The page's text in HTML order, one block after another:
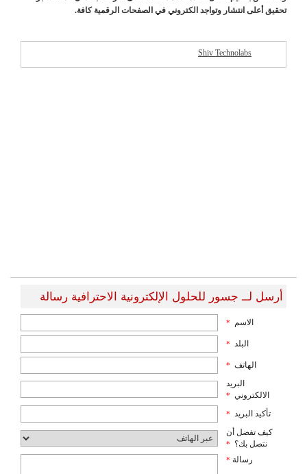
تحقيق أعلى انتشار وتواجد الكتروني في الصفحات الرقمية كافة.
Shiv Technolabs
أرسل لــ جسور للحلول الإلكترونية الاحترافية رسالة
الاسم *
البلد *
الهاتف *
البريد
الالكتروني *
تأكيد البريد *
كيف تفضل أن
نتصل بك؟ *
رسالة *